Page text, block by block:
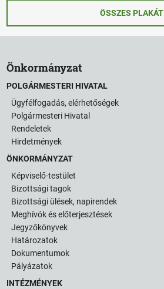
ÖSSZES PLAKÁT
Önkormányzat
POLGÁRMESTERI HIVATAL
Ügyfélfogadás, elérhetőségek
Polgármesteri Hivatal
Rendeletek
Hirdetmények
ÖNKORMÁNYZAT
Képviselő-testület
Bizottsági tagok
Bizottsági ülések, napirendek
Meghívók és előterjesztések
Jegyzőkönyvek
Határozatok
Dokumentumok
Pályázatok
INTÉZMÉNYEK